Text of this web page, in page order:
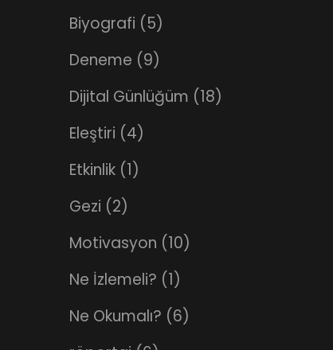
Biyografi (5)
Deneme (9)
Dijital Günlüğüm (18)
Eleştiri (4)
Etkinlik (1)
Gezi (2)
Motivasyon (10)
Ne İzlemeli? (1)
Ne Okumalı? (6)